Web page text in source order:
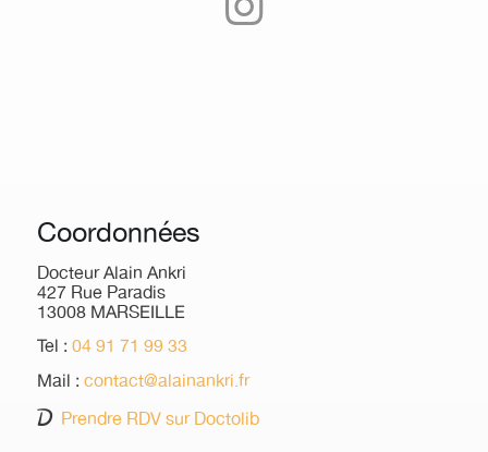
Coordonnées
Docteur Alain Ankri
427 Rue Paradis
13008 MARSEILLE
Tel : 04 91 71 99 33
Mail : contact@alainankri.fr
Prendre RDV sur Doctolib